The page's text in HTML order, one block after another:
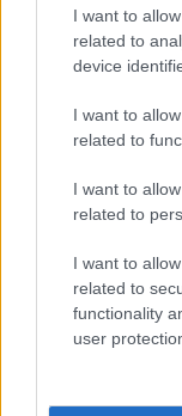
I want to
related to
device
I want to
related to
I want to
related to
I want to
related to
functionality
user